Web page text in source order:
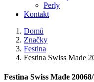
Perly
Kontakt
Domů
Značky
Festina
Festina Swiss Made
Festina Swiss Made